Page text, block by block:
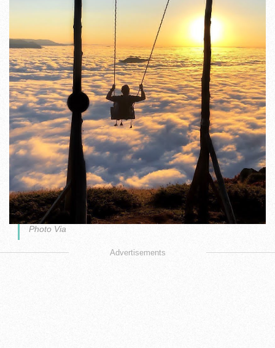
Photo Via
Advertisements